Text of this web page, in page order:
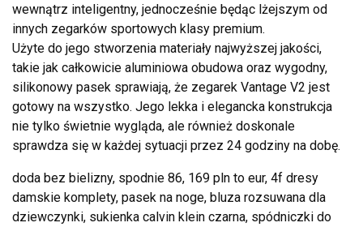
wewnątrz inteligentny, jednocześnie będąc lżejszym od
innych zegarków sportowych klasy premium.
Użyte do jego stworzenia materiały najwyższej jakości,
takie jak całkowicie aluminiowa obudowa oraz wygodny,
silikonowy pasek sprawiają, że zegarek Vantage V2 jest
gotowy na wszystko. Jego lekka i elegancka konstrukcja
nie tylko świetnie wygląda, ale również doskonale
sprawdza się w każdej sytuacji przez 24 godziny na dobę.
doda bez bielizny, spodnie 86, 169 pln to eur, 4f dresy
damskie komplety, pasek na noge, bluza rozsuwana dla
dziewczynki, sukienka calvin klein czarna, spódniczki do